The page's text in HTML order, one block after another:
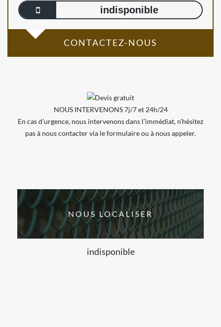
indisponible
CONTACTEZ-NOUS
NOUS INTERVENONS 7j/7 et 24h/24
En cas d’urgence, nous intervenons dans l’immédiat, n’hésitez
pas à nous contacter via le formulaire ou à nous appeler.
NOUS LOCALISER
indisponible